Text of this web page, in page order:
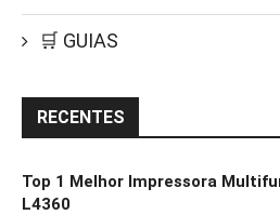
🛒 GUIAS
RECENTES
Top 1 Melhor Impressora
L4360